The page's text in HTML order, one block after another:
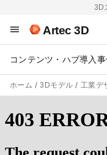
3D
Artec 3D
コンテンツ・ハブ導入事
ホーム 3Dモデル 工業デ